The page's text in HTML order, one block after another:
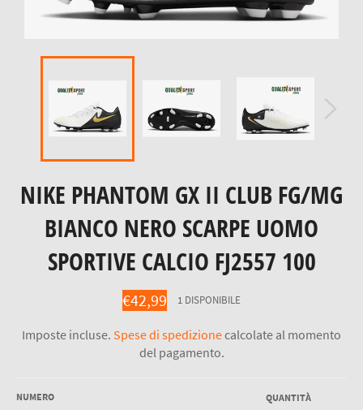
NIKE PHANTOM GX II CLUB FG/MG
BIANCO NERO SCARPE UOMO
SPORTIVE CALCIO FJ2557 100
Prezzo
di
€42,99 1 DISPONIBILE
Imposte incluse. Spese di spedizionecalcolate al momento
del pagamento.
NUMERO QUANTITÀ